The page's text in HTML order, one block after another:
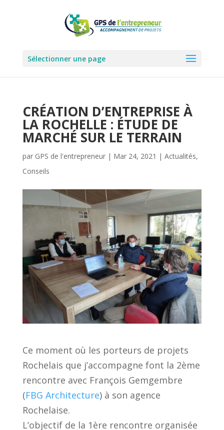
Sélectionner une page
CRÉATION D’ENTREPRISE À
LA ROCHELLE : ÉTUDE DE
MARCHÉ SUR LE TERRAIN
par GPS de l'entrepreneur| Mar 24, 2021 | Actualités,
Conseils
Ce moment où les porteurs de projets
Rochelais que j’accompagne font la 2ème
rencontre avec François Gemgembre
(FBG Architecture) à son agence
Rochelaise.
L’objectif de la 1ère rencontre organisée